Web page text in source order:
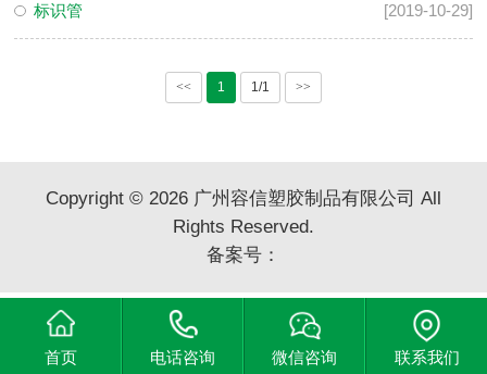
标识管 [2019-10-29]
<< 1 1/1 >>
Copyright © 2026 广州容信塑胶制品有限公司 All
Rights Reserved.
备案号：
首页 电话咨询 微信咨询 联系我们